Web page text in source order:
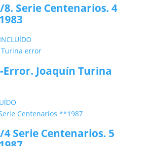
8. Serie Centenarios. 4
Error. Joaquín Turina
4 Serie Centenarios. 5